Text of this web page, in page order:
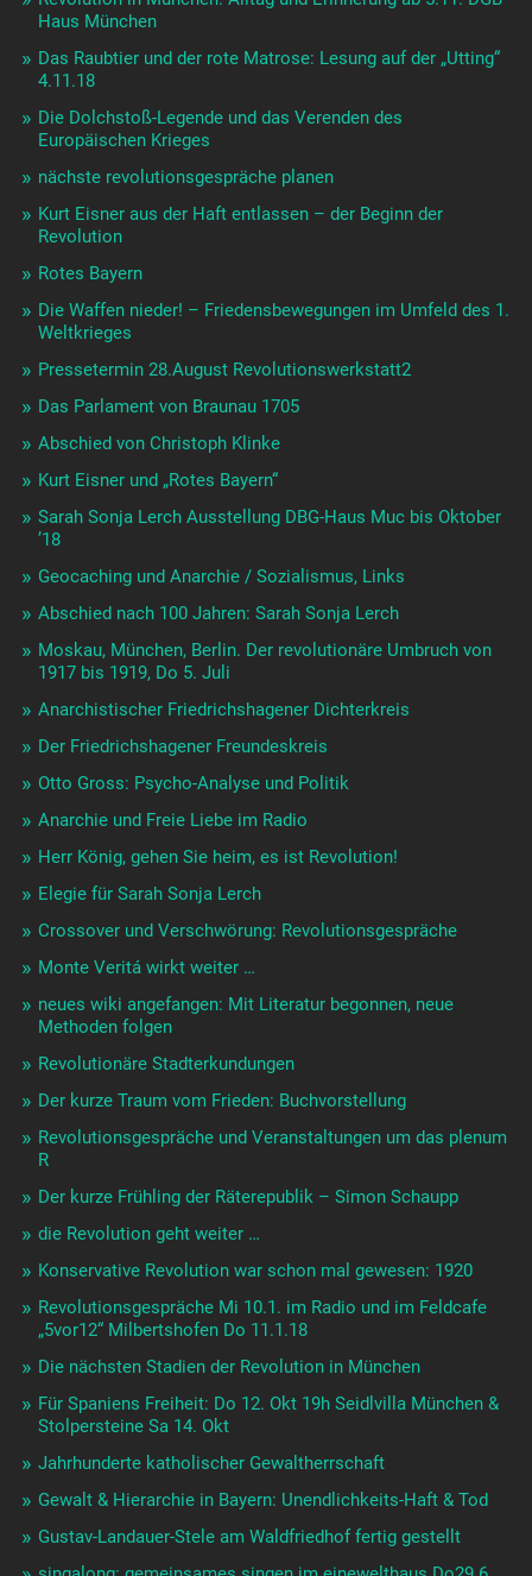
Haus München
Das Raubtier und der rote Matrose: Lesung auf der „Utting“
4.11.18
Die Dolchstoß-Legende und das Verenden des
Europäischen Krieges
nächste revolutionsgespräche planen
Kurt Eisner aus der Haft entlassen – der Beginn der
Revolution
Rotes Bayern
Die Waffen nieder! – Friedensbewegungen im Umfeld des 1.
Weltkrieges
Pressetermin 28.August Revolutionswerkstatt2
Das Parlament von Braunau 1705
Abschied von Christoph Klinke
Kurt Eisner und „Rotes Bayern“
Sarah Sonja Lerch Ausstellung DBG-Haus Muc bis Oktober
’18
Geocaching und Anarchie / Sozialismus, Links
Abschied nach 100 Jahren: Sarah Sonja Lerch
Moskau, München, Berlin. Der revolutionäre Umbruch von
1917 bis 1919, Do 5. Juli
Anarchistischer Friedrichshagener Dichterkreis
Der Friedrichshagener Freundeskreis
Otto Gross: Psycho-Analyse und Politik
Anarchie und Freie Liebe im Radio
Herr König, gehen Sie heim, es ist Revolution!
Elegie für Sarah Sonja Lerch
Crossover und Verschwörung: Revolutionsgespräche
Monte Veritá wirkt weiter …
neues wiki angefangen: Mit Literatur begonnen, neue
Methoden folgen
Revolutionäre Stadterkundungen
Der kurze Traum vom Frieden: Buchvorstellung
Revolutionsgespräche und Veranstaltungen um das plenum
R
Der kurze Frühling der Räterepublik – Simon Schaupp
die Revolution geht weiter …
Konservative Revolution war schon mal gewesen: 1920
Revolutionsgespräche Mi 10.1. im Radio und im Feldcafe
„5vor12“ Milbertshofen Do 11.1.18
Die nächsten Stadien der Revolution in München
Für Spaniens Freiheit: Do 12. Okt 19h Seidlvilla München &
Stolpersteine Sa 14. Okt
Jahrhunderte katholischer Gewaltherrschaft
Gewalt & Hierarchie in Bayern: Unendlichkeits-Haft & Tod
Gustav-Landauer-Stele am Waldfriedhof fertig gestellt